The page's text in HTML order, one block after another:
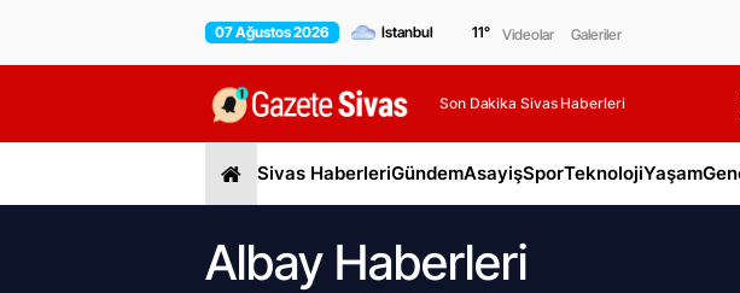
07 Ağustos 2026 11° Videolar Galeriler
Son Dakika Sivas Haberleri
Sivas HaberleriGündemAsayişSporTeknolojiYaşam
Albay Haberleri